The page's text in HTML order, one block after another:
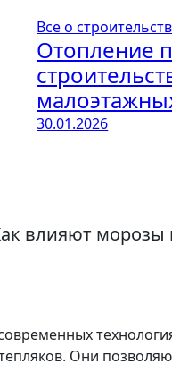
Все о
Отопление
30.01.2026
влияют морозы
Они